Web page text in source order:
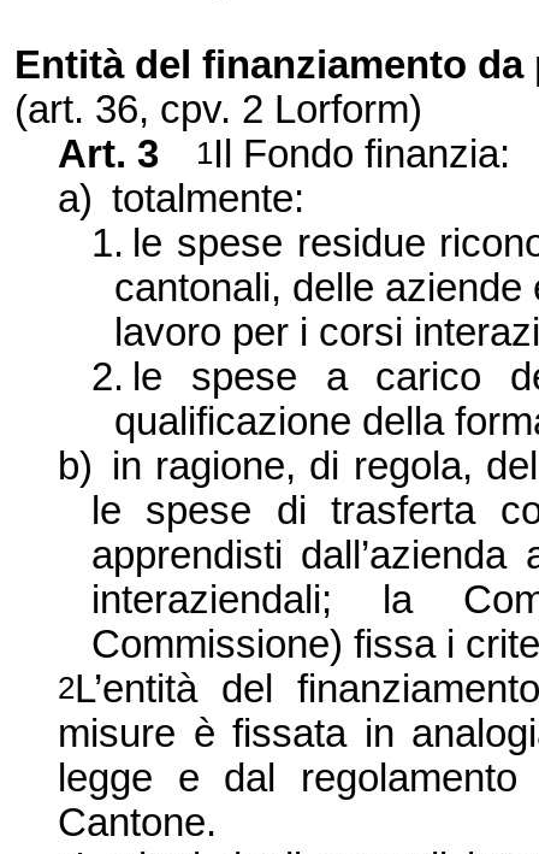
Entità del finanziamento da
(art. 36, cpv. 2 Lorform)
Art. 3
1Il Fondo finanzia:
a) totalmente:
1. le spese residue
cantonali, delle
lavoro per i corsi
2. le spese a carico
qualificazione della
b) in ragione, di regola,
le spese di trasferta
apprendisti
interaziendali;
la
Commissione) fissa i
2L’entità del
misure è fissata in
legge e dal
Cantone.